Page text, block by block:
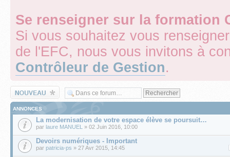
Se renseigner sur la formation
Si vous souhaitez vous
de l'EFC, nous vous invitons à
Contrôleur de Gestion.
Écrire un nouveau
sujet
ANNONCES
La modernisation de votre espace élève se poursuit…
par laure MANUEL » 02 Juin 2016, 10:00
Devoirs numériques - Important
par patricia-ps » 27 Avr 2015, 14:45